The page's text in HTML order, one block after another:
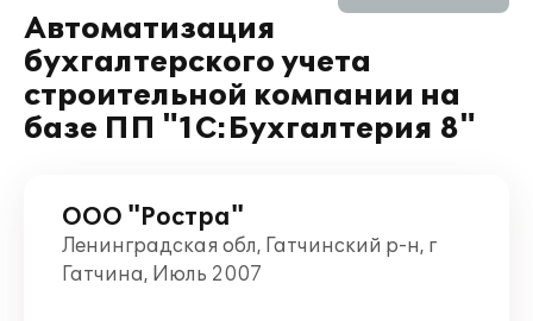
Автоматизация
бухгалтерского учета
строительной компании на
базе ПП "1С:Бухгалтерия 8"
ООО "Ростра"
Ленинградская обл, Гатчинский р-н, г
Гатчина, Июль 2007